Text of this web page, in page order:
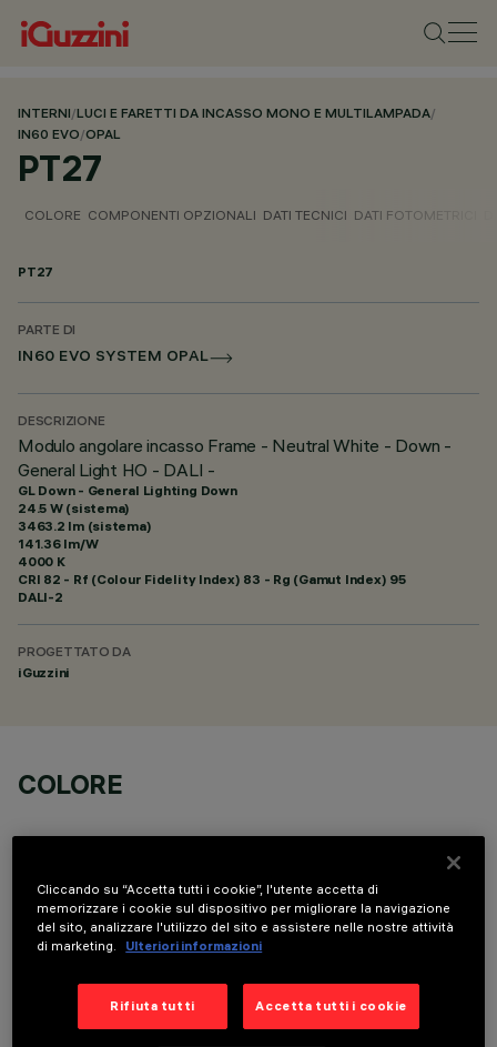
INTERNI/LUCI E FARETTI DA INCASSO MONO E MULTILAMPADA/
IN60 EVO/OPAL
PT27
COLORE COMPONENTI OPZIONALI DATI TECNICI DATI FOTOMETRICI
PT27
PARTE DI
IN60 EVO SYSTEM OPAL
DESCRIZIONE
Modulo angolare incasso Frame - Neutral White - Down -
General Light HO - DALI -
GL Down - General Lighting Down
24.5 W (sistema)
3463.2 lm (sistema)
141.36 lm/W
4000 K
CRI 82 - Rf (Colour Fidelity Index) 83 - Rg (Gamut Index) 95
DALI-2
PROGETTATO DA
iGuzzini
COLORE
COMPONENTI OPZIONALI
Cliccando su “Accetta tutti i cookie”, l'utente accetta di
memorizzare i cookie sul dispositivo per migliorare la navigazione
del sito, analizzare l'utilizzo del sito e assistere nelle nostre attività
di marketing.
Ulteriori informazioni
Rifiuta tutti Accetta tutti i cookie